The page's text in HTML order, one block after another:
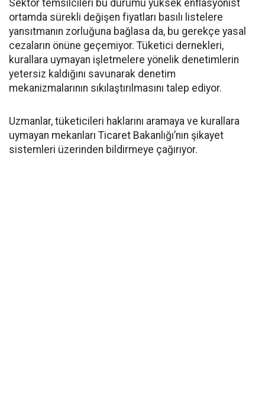
Sektör temsilcileri bu durumu yüksek enflasyonist
ortamda sürekli değişen fiyatları basılı listelere
yansıtmanın zorluğuna bağlasa da, bu gerekçe yasal
cezaların önüne geçemiyor. Tüketici dernekleri,
kurallara uymayan işletmelere yönelik denetimlerin
yetersiz kaldığını savunarak denetim
mekanizmalarının sıkılaştırılmasını talep ediyor.
Uzmanlar, tüketicileri haklarını aramaya ve kurallara
uymayan mekanları Ticaret Bakanlığı’nın şikayet
sistemleri üzerinden bildirmeye çağırıyor.